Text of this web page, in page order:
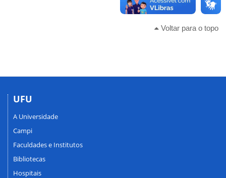
Voltar para o topo
UFU
A Universidade
Campi
Faculdades e Institutos
Bibliotecas
Hospitais